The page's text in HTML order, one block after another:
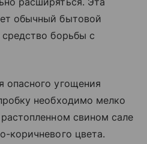
обычный бытовой
борьбы с
опасного угощения
необходимо мелко
свином сале
коричневого цвета.